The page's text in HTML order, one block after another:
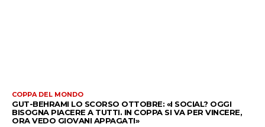
COPPA DEL MONDO
GUT-BEHRAMI LO SCORSO OTTOBRE: «I SOCIAL? OGGI
BISOGNA PIACERE A TUTTI. IN COPPA SI VA PER VINCERE,
ORA VEDO GIOVANI APPAGATI»